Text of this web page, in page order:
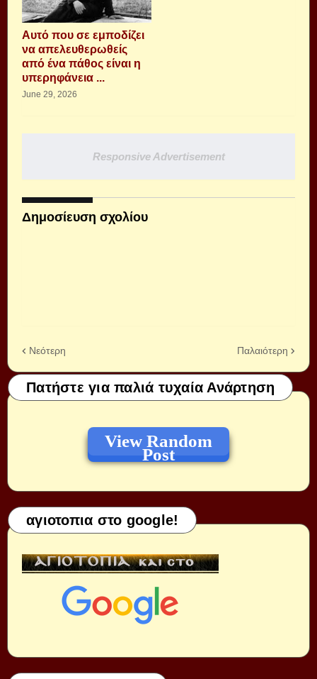
Αυτό που σε εμποδίζει
να απελευθερωθείς
από ένα πάθος είναι η
υπερηφάνεια ...
June 29, 2026
Responsive Advertisement
Δημοσίευση σχολίου
Νεότερη Παλαιότερη
Πατήστε για παλιά τυχαία Ανάρτηση
View Random
Post
αγιοτοπια στο google!